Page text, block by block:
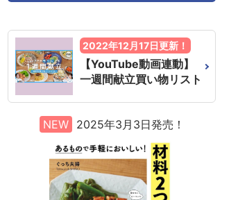
2022年12月17日更新！
【YouTube動画連動】
一週間献立買い物リスト
NEW 2025年3月3日発売！